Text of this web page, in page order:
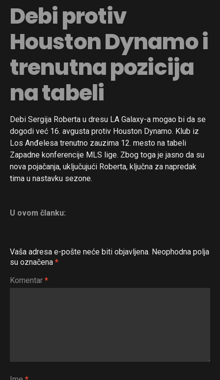
Debi protiv
Houston Dynamo i
trenutna pozicija
na tabeli
Debi Sergija Roberta u dresu LA Galaxy-a mogao bi da se
dogodi već 16. avgusta protiv Houston Dynamo. Klub iz
Los Anđelesa trenutno zauzima 12. mesto na tabeli
Zapadne konferencije MLS lige. Zbog toga je jasno da su
nova pojačanja, uključujući Roberta, ključna za napredak
tima u nastavku sezone.
U ovom članku:
Vaša adresa e-pošte neće biti objavljena. Neophodna polja
su označena *
Komentar *